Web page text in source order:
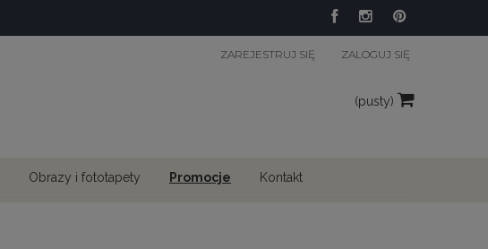
ZAREJESTRUJ SIĘ ZALOGUJ SIĘ
(pusty)
Obrazy i fototapety Promocje Kontakt